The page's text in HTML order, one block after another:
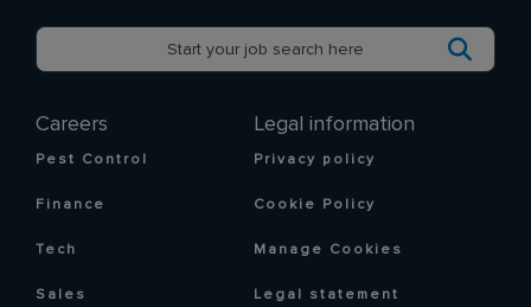
Careers
Pest Control
Finance
Tech
Sales
Legal information
Privacy policy
Cookie Policy
Manage Cookies
Legal statement